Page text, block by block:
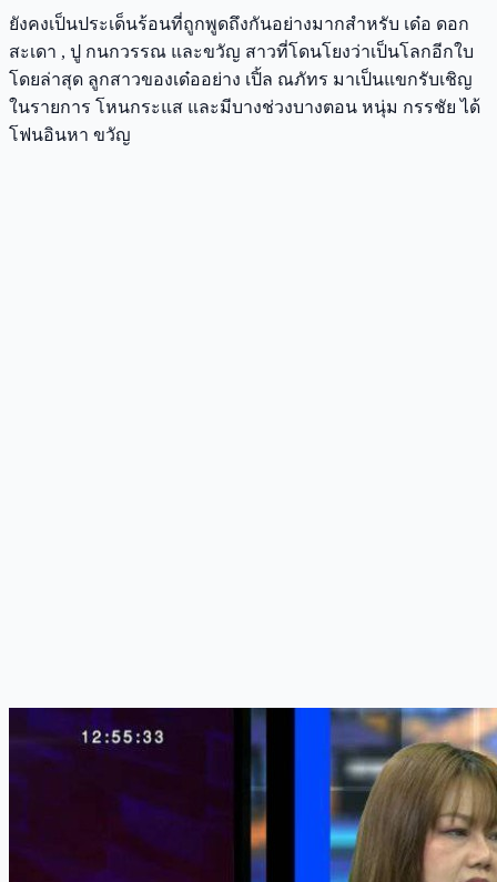
ยังคงเป็นประเด็นร้อนที่ถูกพูดถึงกันอย่างมากสำหรับ เด๋อ ดอก
สะเดา , ปู กนกวรรณ และขวัญ สาวที่โดนโยงว่าเป็นโลกอีกใบ
โดยล่าสุด ลูกสาวของเด๋ออย่าง เปิ้ล ณภัทร มาเป็นแขกรับเชิญ
ในรายการ โหนกระแส และมีบางช่วงบางตอน หนุ่ม กรรชัย ได้
โฟนอินหา ขวัญ